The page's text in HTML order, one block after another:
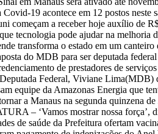
Covid-19 acontece em 12 postos neste
começam a receber hoje auxílio de
tecnologia pode ajudar na melhoria
transforma o estado em um
do MDB para ser deputada
de prestadores de
Federal, Viviane Lima(MDB)
equipe da Amazonas Energia que
a Manaus na segunda quinzena
– ‘Vamos mostrar nossa força’,
de saúde da Prefeitura ofertam